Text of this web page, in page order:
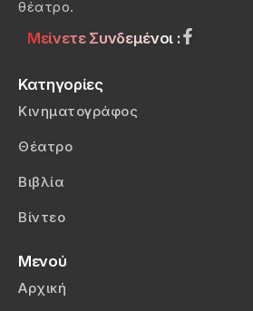
θέατρο.
Μείνετε Συνδεμένοι :
Κατηγορίες
Κινηματογράφος
Θέατρο
Βιβλία
Βίντεο
Μενού
Αρχική